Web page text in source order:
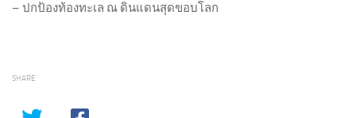
– ปกป้องท้องทะเล ณ ดินแดนสุดขอบโลก
SHARE